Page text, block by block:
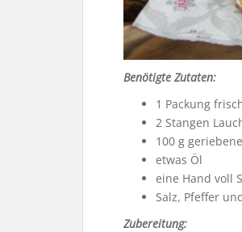
Benötigte Zutaten:
1 Packung
2 Stangen
100 g
etwas Öl
eine Hand voll
Salz, Pfeffer
Zubereitung: